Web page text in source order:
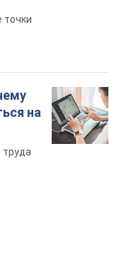
точки
на
труда